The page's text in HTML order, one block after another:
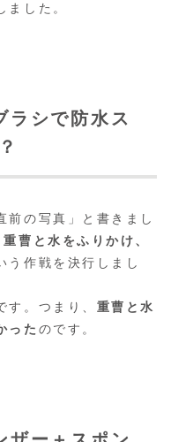
ました。
ラシで防水ス
前の写真」と書きまし
重曹と水をふりかけ、
う作戦を決行しまし
す。つまり、 重曹と水
った のです。